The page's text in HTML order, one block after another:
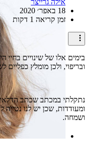
אילה גרייצר
18 באפר׳ 2020
זמן קריאה 1 דקות
בימים אלו של שינויים
ובריפוי, ולכן מומלץ
ומעודדות, שכן יש לנו
ושמחה.